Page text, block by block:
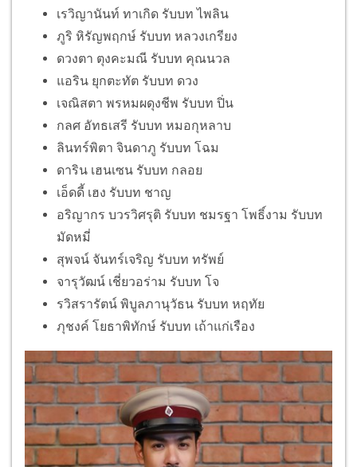
เรวิญานันท์ ทาเกิด รับบท ไพลิน
ภูริ หิรัญพฤกษ์ รับบท หลวงเกรียง
ดวงตา ตุงคะมณี รับบท คุณนวล
แอริน ยุกตะทัต รับบท ดวง
เจณิสตา พรหมผดุงชีพ รับบท ปิ่น
กลศ อัทธเสรี รับบท หมอกุหลาบ
ลินทร์พิตา จินดาภู รับบท โฉม
ดาริน เฮนเซน รับบท กลอย
เอ็ดดี้ เฮง รับบท ชาญ
อริญากร บวรวิศรุติ รับบท ชมรฐา โพธิ์งาม รับบท
มัดหมี่
สุพจน์ จันทร์เจริญ รับบท ทรัพย์
จารุวัฒน์ เชี่ยวอร่าม รับบท โจ
รวิสรารัตน์ พิบูลภานุวัธน รับบท หฤทัย
ภุชงค์ โยธาพิทักษ์ รับบท เถ้าแก่เรือง